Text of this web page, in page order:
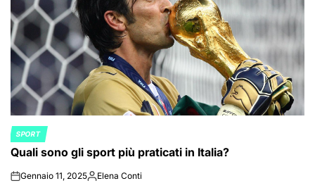
POSTED
IN
SPORT
Quali sono gli sport più praticati in Italia?
onGennaio 11, 2025Posted
Elena Conti